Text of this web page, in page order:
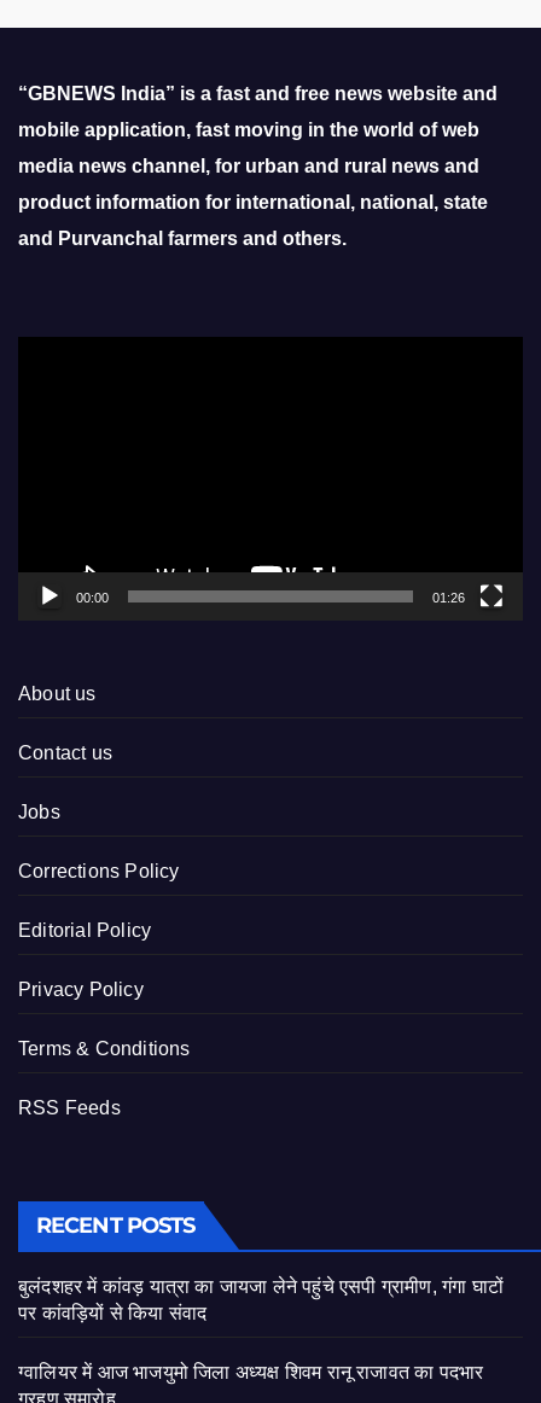
“GBNEWS India” is a fast and free news website and
mobile application, fast moving in the world of web
media news channel, for urban and rural news and
product information for international, national, state
and Purvanchal farmers and others.
00:00 01:26
About us
Contact us
Jobs
Corrections Policy
Editorial Policy
Privacy Policy
Terms & Conditions
RSS Feeds
RECENT POSTS
बुलंदशहर में कांवड़ यात्रा का जायजा लेने पहुंचे एसपी ग्रामीण, गंगा घाटों
पर कांवड़ियों से किया संवाद
ग्वालियर में आज भाजयुमो जिला अध्यक्ष शिवम रानू राजावत का पदभार